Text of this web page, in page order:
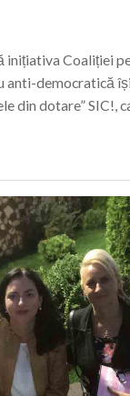
inițiativa Coaliției
anti-democratică
din dotare” SIC!,